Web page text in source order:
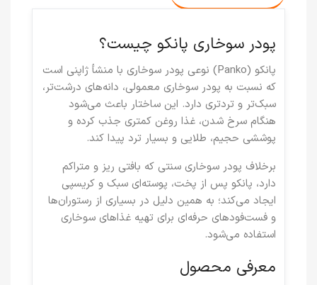
پودر سوخاری پانکو چیست؟
پانکو (Panko)
نوعی پودر سوخاری با منشأ ژاپنی است
که نسبت به پودر سوخاری معمولی، دانه‌های درشت‌تر،
سبک‌تر و تردتری دارد. این ساختار باعث می‌شود
هنگام سرخ شدن، غذا روغن کمتری جذب کرده و
پوششی حجیم، طلایی و بسیار ترد پیدا کند.
برخلاف پودر سوخاری سنتی که بافتی ریز و متراکم
دارد، پانکو پس از پخت، پوسته‌ای سبک و کریسپی
ایجاد می‌کند؛ به همین دلیل در بسیاری از رستوران‌ها
و فست‌فودهای حرفه‌ای برای تهیه غذاهای سوخاری
استفاده می‌شود.
معرفی محصول